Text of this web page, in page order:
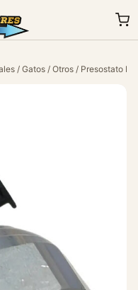
/ Gatos / Otros / Presostato